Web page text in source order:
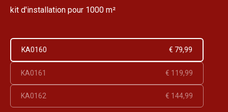
kit d'installation pour 1000 m²
KA0160 € 79,99
KA0161 € 119,99
KA0162 € 144,99